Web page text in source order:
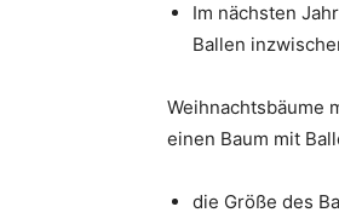
Im nächsten
Ballen
Weihnachtsbäume
einen Baum mit
die Größe des